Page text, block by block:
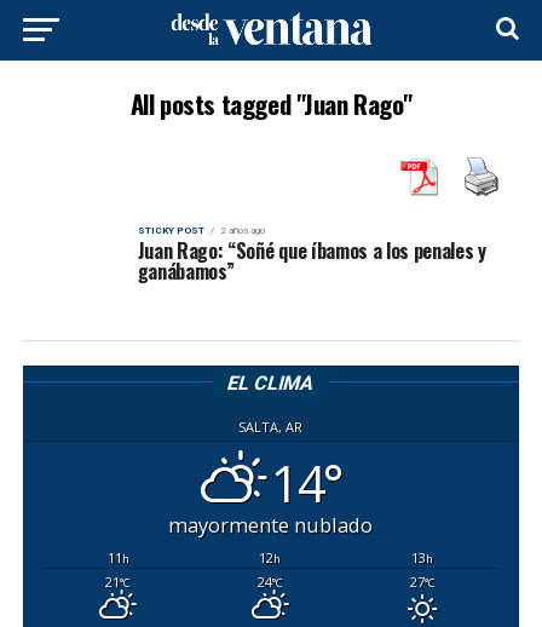
All posts tagged "Juan Rago"
STICKY POST 2 años ago
Juan Rago: “Soñé que íbamos a los penales y
ganábamos”
EL CLIMA
SALTA, AR
14°
mayormente nublado
11h 12h 13h
21°C 24°C 27°C